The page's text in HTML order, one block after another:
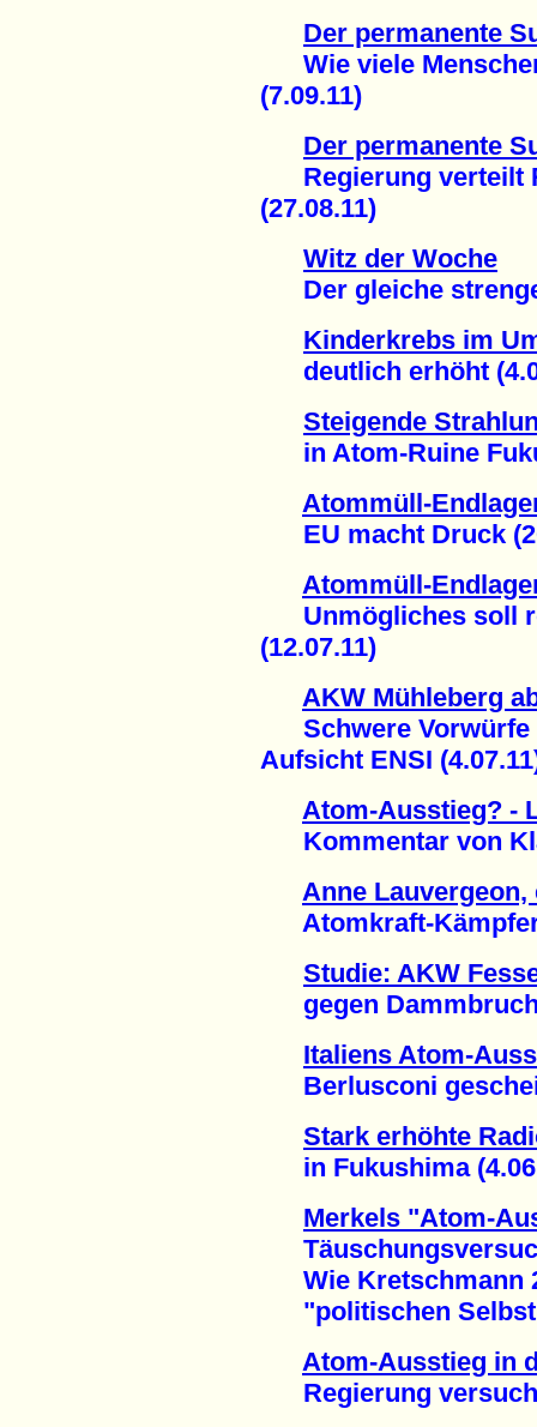
Der permanente
Wie viele
(7.09.11)
Der permanente
Regierung verteilt
(27.08.11)
Witz der Woche
Der gleiche strenge
Kinderkrebs im
deutlich erhöht
Steigende
in Atom-Ruine
Atommüll-
EU macht Druck
Atommüll-
Unmögliches soll
(12.07.11)
AKW Mühleberg
Schwere Vorwürfe
Aufsicht ENSI
Atom-Ausstieg? -
Kommentar von
Anne
Atomkraft-
Studie: AKW
gegen Dammbruch
Italiens Atom-
Berlusconi
Stark erhöhte
in Fukushima
Merkels "Atom-
Wie Kretschmann
"politischen
Atom-Ausstieg in
Regierung versucht